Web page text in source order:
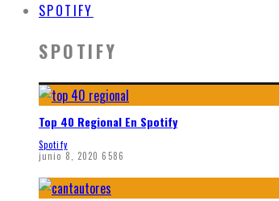
SPOTIFY
SPOTIFY
Top 40 Regional En Spotify
Spotify
junio 8, 2020 6586